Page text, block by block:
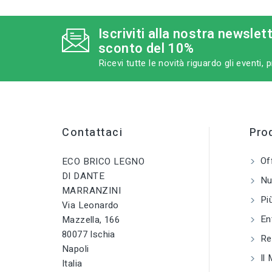
Iscriviti alla nostra
sconto del 10%
Ricevi tutte le novità riguardo gli eventi,
Contattaci
ECO BRICO LEGNO
DI DANTE
MARRANZINI
Via Leonardo
Mazzella, 166
80077 Ischia
Napoli
Italia
Il